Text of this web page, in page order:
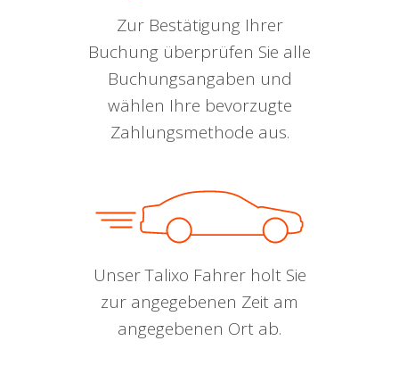
Zur Bestätigung Ihrer
Buchung überprüfen Sie alle
Buchungsangaben und
wählen Ihre bevorzugte
Zahlungsmethode aus.
Unser Talixo Fahrer holt Sie
zur angegebenen Zeit am
angegebenen Ort ab.